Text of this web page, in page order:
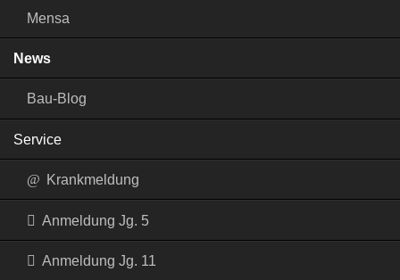
Mensa
News
Bau-Blog
Service
Krankmeldung
Anmeldung Jg. 5
Anmeldung Jg. 11